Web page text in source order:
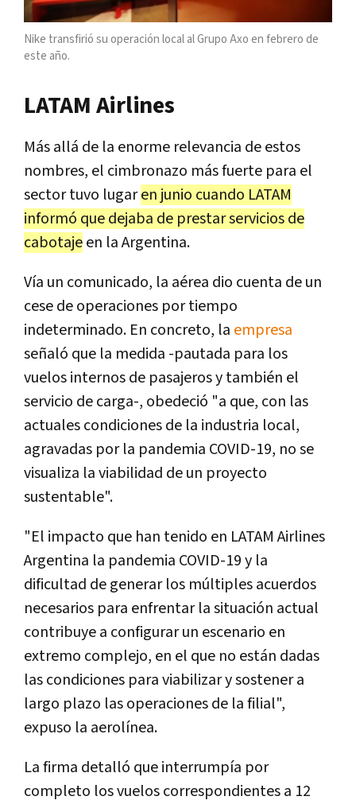
Nike transfirió su operación local al Grupo Axo en febrero de
este año.
LATAM Airlines
Más allá de la enorme relevancia de estos
nombres, el cimbronazo más fuerte para el
sector tuvo lugaren junio cuando LATAM
informó que dejaba de prestar servicios de
cabotajeen la Argentina.
Vía un comunicado, la aérea dio cuenta de un
cese de operaciones por tiempo
indeterminado. En concreto, la empresa
señaló que la medida -pautada para los
vuelos internos de pasajeros y también el
servicio de carga-, obedeció "a que, con las
actuales condiciones de la industria local,
agravadas por la pandemia COVID-19, no se
visualiza la viabilidad de un proyecto
sustentable".
"El impacto que han tenido en LATAM Airlines
Argentina la pandemia COVID-19 y la
dificultad de generar los múltiples acuerdos
necesarios para enfrentar la situación actual
contribuye a configurar un escenario en
extremo complejo, en el que no están dadas
las condiciones para viabilizar y sostener a
largo plazo las operaciones de la filial",
expuso la aerolínea.
La firma detalló que interrumpía por
completo los vuelos correspondientes a 12